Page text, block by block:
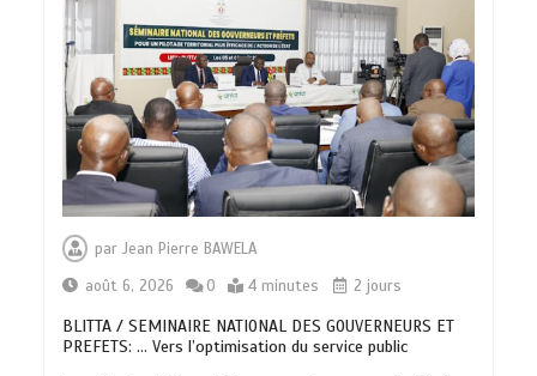
parJean Pierre BAWELA
août 6, 2026
0 4 minutes 2 jours
BLITTA / SEMINAIRE NATIONAL DES GOUVERNEURS ET
PREFETS: … Vers l’optimisation du service public